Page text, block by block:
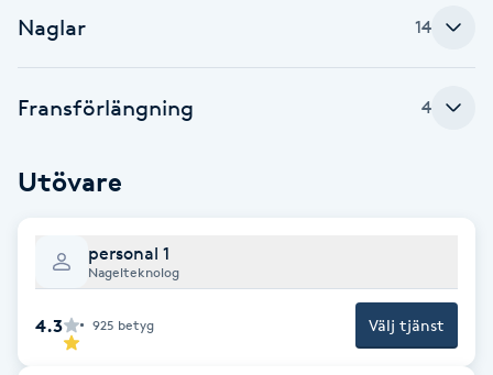
C
Celluliter
Color correction
Cryoterapi
Damklippning
Naglar 14
Fransförlängning 4
Utövare
personal 1
Nagelteknolog
4.3 925 betyg Välj tjänst